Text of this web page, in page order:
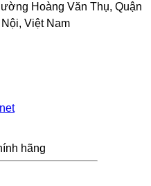
Hoàng Văn Thụ, Quận
Việt Nam